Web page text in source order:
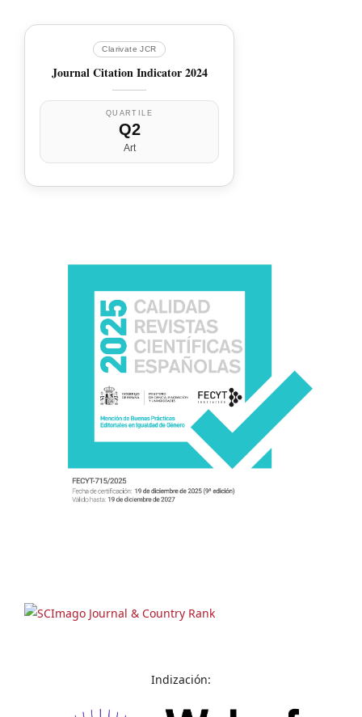
Clarivate JCR
Journal Citation Indicator 2024
QUARTILE
Q2
Art
Indización: